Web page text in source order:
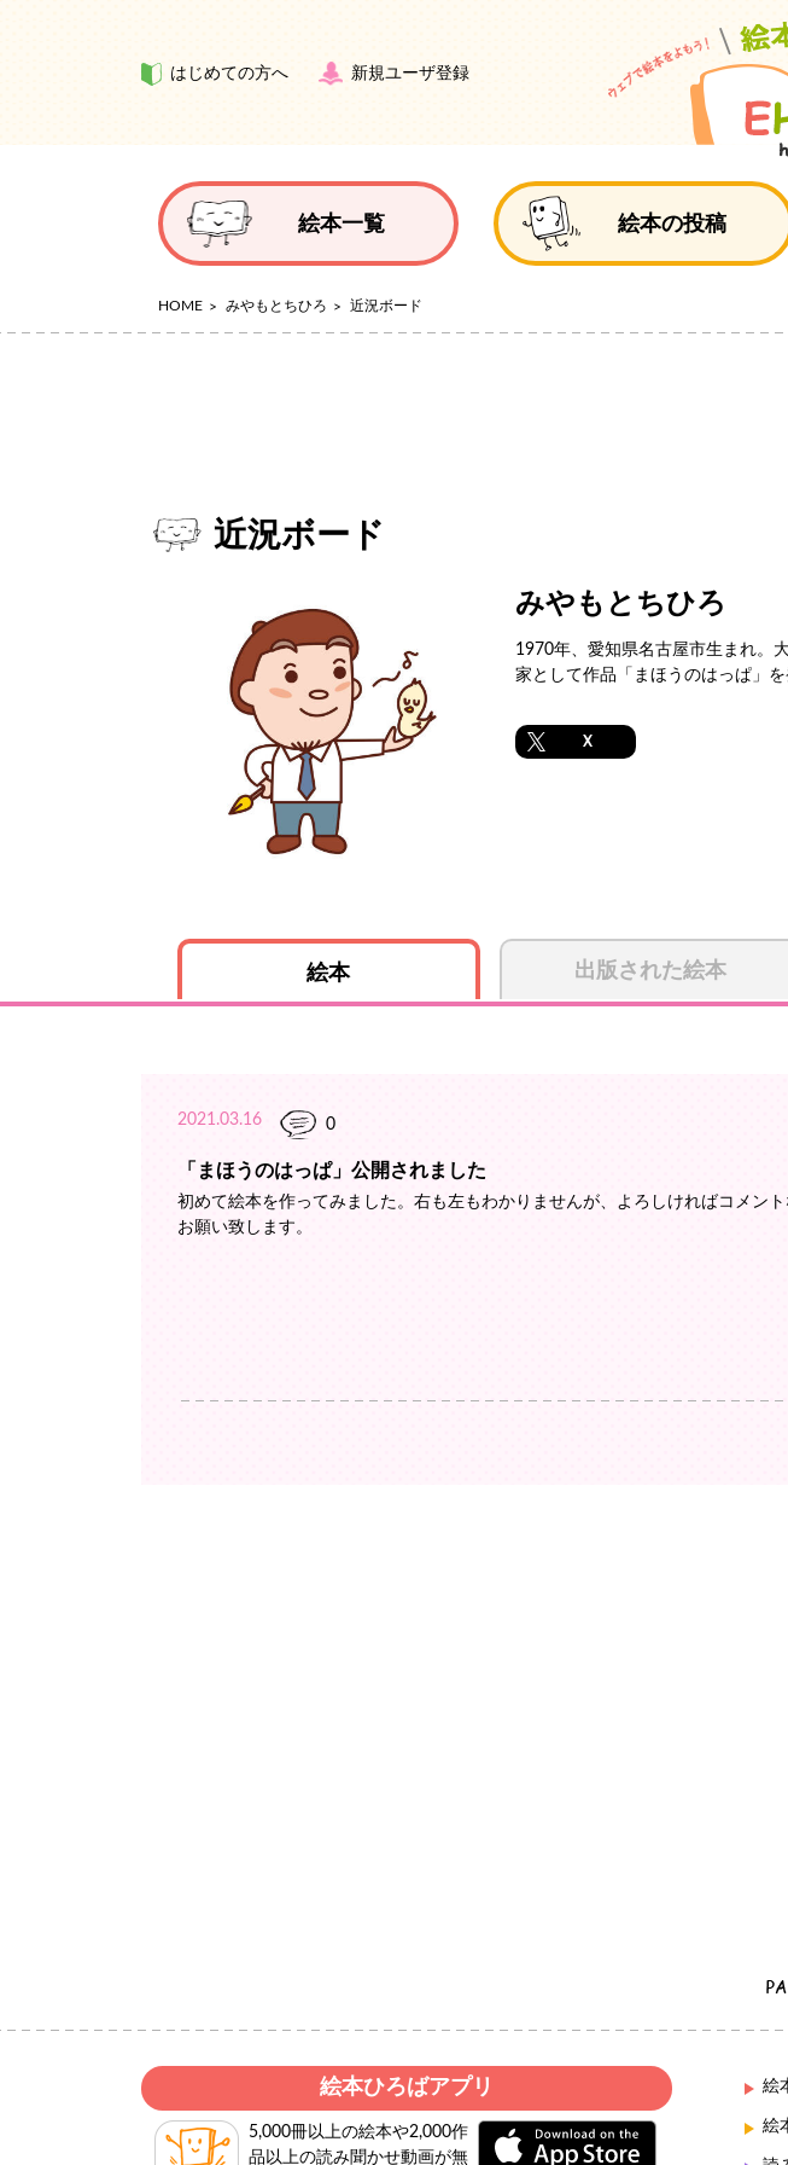
はじめての方へ 新規ユーザ登録
絵本一覧 絵本の投稿
HOME みやもとちひろ 近況ボード
近況ボード
みやもとちひろ
1970年、愛知県名古屋市生まれ。
家として作品「まほうのはっぱ」
X
絵本 出版された絵本
2021.03.16 0
「まほうのはっぱ」公開されました
初めて絵本を作ってみました。右も左もわかりませんが、よろしければコメン
お願い致します。
絵本ひろばアプリ
5,000冊以上の絵本や2,000作
品以上の読み聞かせ動画が無
絵
絵